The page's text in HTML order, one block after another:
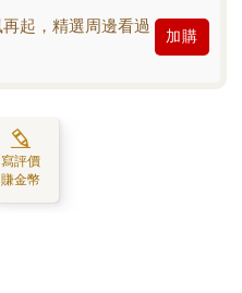
起，精選周邊看過
加購
寫評價
賺金幣